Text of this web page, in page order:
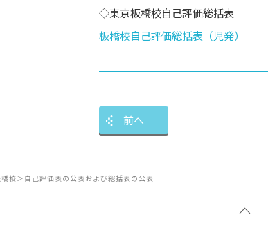
◇東京板橋校自己評価総括表
板橋校自己評価総括表（児発）
前へ
校＞自己評価表の公表および総括表の公表